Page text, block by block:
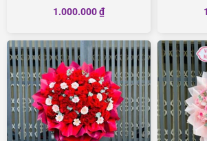
1.000.000₫